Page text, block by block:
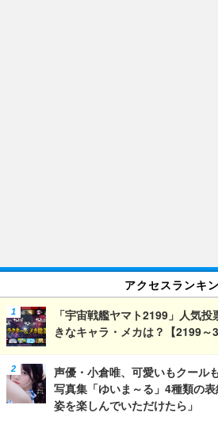
アクセスランキ
「宇宙戦艦ヤマト2199」人気
きなキャラ・メカは？【2199～
声優・小倉唯、可愛いもクー
写真集「ゆいま～る」4種類の
姿を楽しんでいただけたら」